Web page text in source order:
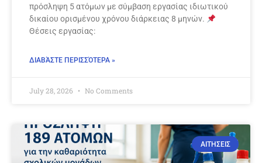
πρόσληψη 5 ατόμων με σύμβαση εργασίας ιδιωτικού
δικαίου ορισμένου χρόνου διάρκειας 8 μηνών.
Θέσεις εργασίας:
ΔΙΑΒΆΣΤΕ ΠΕΡΙΣΣΌΤΕΡΑ »
July 28, 2026 No Comments
ΑΙΤΗΣΕΙΣ